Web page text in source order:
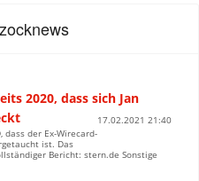
2020, dass sich Jan
17.02.2021 21:40
dass der Ex-Wirecard-
ist. Das
Bericht: stern.de Sonstige